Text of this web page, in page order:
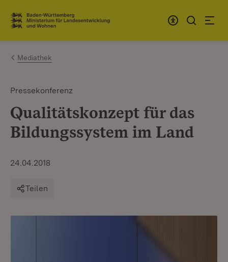
Zum Inhalt springen
Link zur Startseite
Mediathek
Pressekonferenz
Qualitätskonzept für das
Bildungssystem im Land
24.04.2018
Teilen